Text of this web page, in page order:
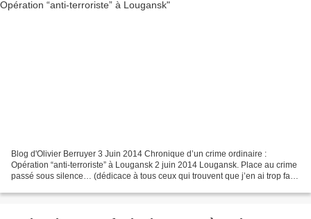
Blog d'Olivier Berruyer 3 Juin 2014 Chronique d’un crime ordinaire :
Opération “anti-terroriste” à Lougansk 2 juin 2014 Lougansk. Place au crime
passé sous silence… (dédicace à tous ceux qui trouvent que j’en ai trop fait